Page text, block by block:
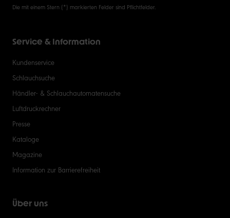
Die mit einem Stern (*) markierten Felder sind Pflichtfelder.
Service & Information
Kundenservice
Schlauchsuche
Händler- & Schlauchautomatensuche
Luftdruckrechner
Presse
Kataloge
Magazine
Information zur Barrierefreiheit
Über uns